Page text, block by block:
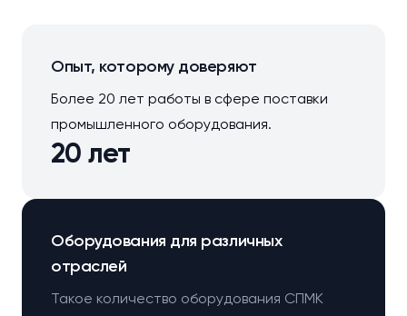
20 лет
Опыт, которому доверяют
Более 20 лет работы в сфере поставки
промышленного оборудования.
Оборудования для различных
отраслей
Такое количество оборудования СПМК